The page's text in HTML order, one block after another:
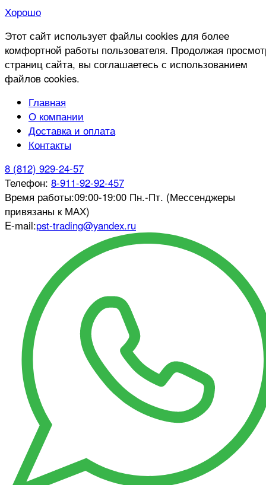
Хорошо
Этот сайт использует файлы cookies для более
комфортной работы пользователя. Продолжая
страниц сайта, вы соглашаетесь с использованием
файлов cookies.
Главная
О компании
Доставка и оплата
Контакты
8 (812) 929-24-57
Телефон: 8-911-92-92-457
Время работы:09:00-19:00 Пн.-Пт. (Мессенджеры
привязаны к МАХ)
E-mail:pst-trading@yandex.ru